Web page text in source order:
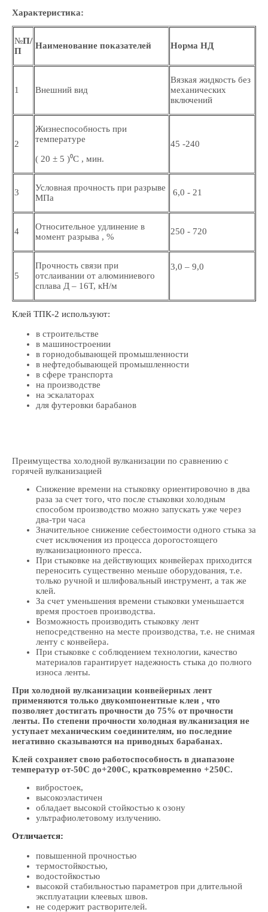
Характеристика:
№П/
П
Наименование показателей Норма НД
1 Внешний вид
Вязкая жидкость без
механических
включений
2
Жизнеспособность при
температуре
( 20 ± 5 )⁰С , мин.
45 -240
3
Условная прочность при разрыве
МПа
6,0 - 21
4
Относительное удлинение в
момент разрыва , %
250 - 720
5
Прочность связи при
отслаивании от алюминиевого
сплава Д – 16Т, кН/м
3,0 – 9,0
Клей ТПК-2 используют:
в строительстве
в машиностроении
в горнодобывающей промышленности
в нефтедобывающей промышленности
в сфере транспорта
на производстве
на эскалаторах
для футеровки барабанов
Преимущества холодной вулканизации по сравнению с
горячей вулканизацией
Снижение времени на стыковку ориентировочно в два
раза за счет того, что после стыковки холодным
способом производство можно запускать уже через
два-три часа
Значительное снижение себестоимости одного стыка за
счет исключения из процесса дорогостоящего
вулканизационного пресса.
При стыковке на действующих конвейерах приходится
переносить существенно меньше оборудования, т.е.
только ручной и шлифовальный инструмент, а так же
клей.
За счет уменьшения времени стыковки уменьшается
время простоев производства.
Возможность производить стыковку лент
непосредственно на месте производства, т.е. не снимая
ленту с конвейера.
При стыковке с соблюдением технологии, качество
материалов гарантирует надежность стыка до полного
износа ленты.
При холодной вулканизации конвейерных лент
применяются только двукомпонентные клеи , что
позволяет достигать прочности до 75% от прочности
ленты. По степени прочности холодная вулканизация не
уступает механическим соединителям, но последние
негативно сказываются на приводных барабанах.
Клей сохраняет свою работоспособность в диапазоне
температур от-50С до+200С, кратковременно +250С.
вибростоек,
высокоэластичен
обладает высокой стойкостью к озону
ультрафиолетовому излучению.
Отличается:
повышенной прочностью
термостойкостью,
водостойкостью
высокой стабильностью параметров при длительной
эксплуатации клеевых швов.
не содержит растворителей.